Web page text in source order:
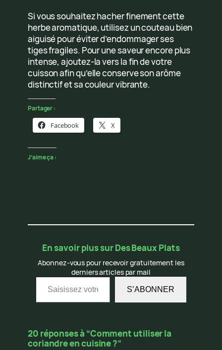
Si vous souhaitez hacher finement cette
herbe aromatique, utilisez un couteau bien
aiguisé pour éviter d’endommager ses
tiges fragiles. Pour une saveur encore plus
intense, ajoutez-la vers la fin de votre
cuisson afin qu’elle conserve son arôme
distinctif et sa couleur vibrante.
Partager :
Facebook X
J’aime ça :
En savoir plus sur Des Beaux Plats
Abonnez-vous pour recevoir gratuitement les
derniers articles par mail
Saisissez votre adresse e-mail…
S’ABONNER
20 réponses à “Comment utiliser la
coriandre en cuisine ?”